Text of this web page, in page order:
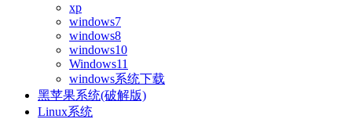
xp
windows7
windows8
windows10
Windows11
windows系统下载
黑苹果系统(破解版)
Linux系统